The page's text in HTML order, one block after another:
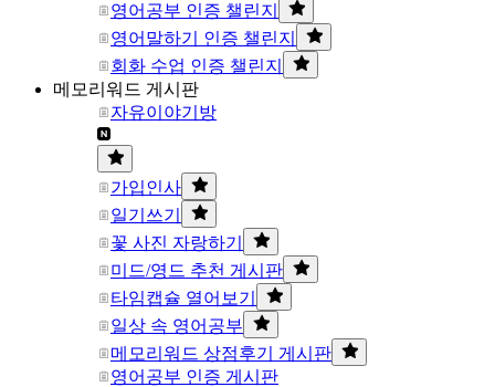
영어공부 인증 챌린지
영어말하기 인증 챌린지
회화 수업 인증 챌린지
메모리워드 게시판
자유이야기방
가입인사
일기쓰기
꽃 사진 자랑하기
미드/영드 추천 게시판
타임캡슐 열어보기
일상 속 영어공부
메모리워드 상점후기 게시판
영어공부 인증 게시판